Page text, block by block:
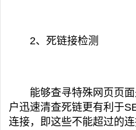
2、死链接检测
能够查寻特殊网页页面
户迅速清查死链更有利于
连接，即这些不能超过的